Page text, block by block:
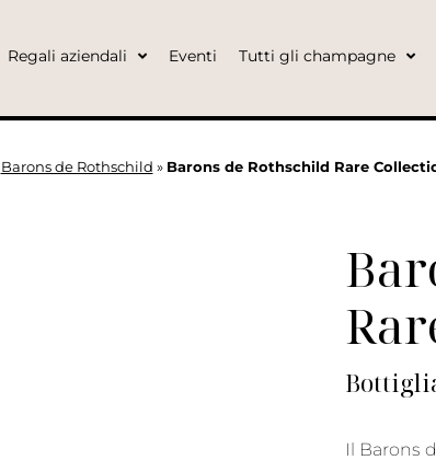
Regali aziendali Eventi Tutti gli champagne
Barons de Rothschild » Barons de Rothschild Rare
Il Barons